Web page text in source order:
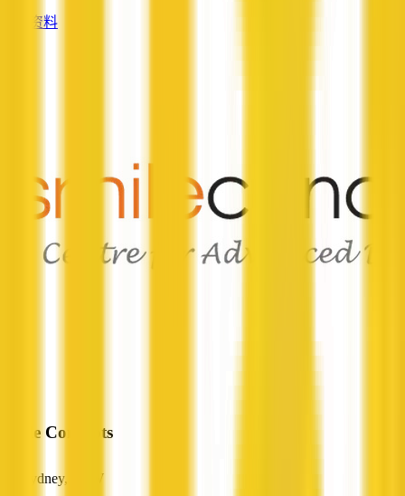
查看资料
Smile Concepts
Sydney, NSW